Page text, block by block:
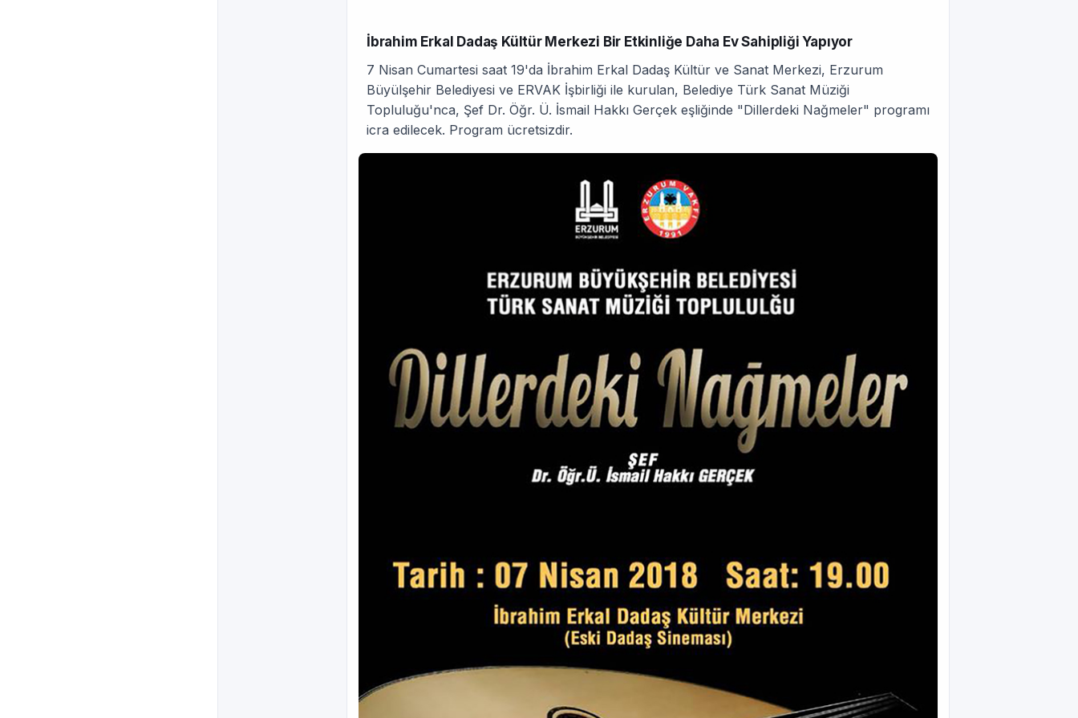
İbrahim Erkal Dadaş Kültür Merkezi Bir Etkinliğe Daha Ev Sahipliği Yapıyor
7 Nisan Cumartesi saat 19'da İbrahim Erkal Dadaş Kültür ve Sanat Merkezi, Erzurum
Büyülşehir Belediyesi ve ERVAK İşbirliği ile kurulan, Belediye Türk Sanat Müziği
Topluluğu'nca, Şef Dr. Öğr. Ü. İsmail Hakkı Gerçek eşliğinde "Dillerdeki Nağmeler" programı
icra edilecek. Program ücretsizdir.